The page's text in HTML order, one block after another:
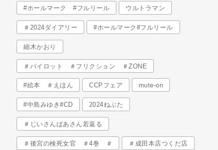
#ホールマーク #フルリール ウルトラマン
＃2024ダイアリー #ホールマーク#フルリール
細木かおり
＃パイロット ＃フリクション ＃ZONE
#絵本 ＃えほん CCPフェア mute-on
#中島みゆき#CD 2024ねぶた
＃じいさんばあさん若返る
＃後宮の検死女官 ＃4巻 ＃ ＃成田本店つくだ店